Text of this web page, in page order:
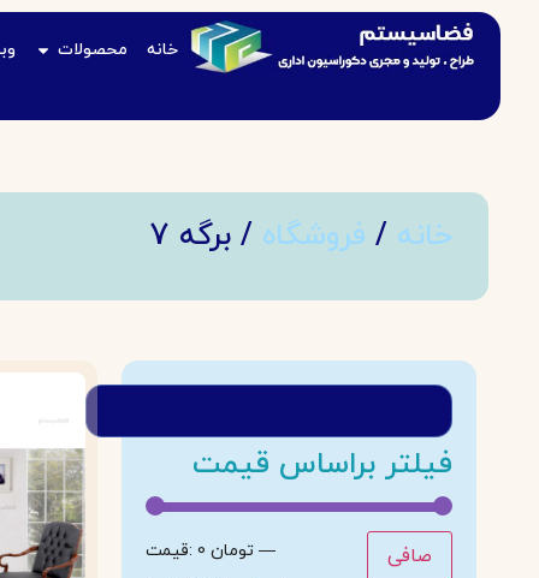
خانه محصولات
خانه / فروشگاه / برگه 7
فیلتر براساس قیمت
صافی قيمت: 0 تومان —